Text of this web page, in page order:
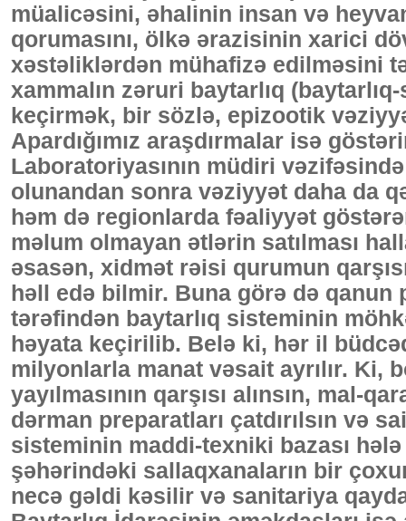
müalicəsini, əhalinin insan və
qorumasını, ölkə ərazisinin xarici
xəstəliklərdən mühafizə edilməsini
xammalın zəruri baytarlıq
keçirmək, bir sözlə, epizootik
Apardığımız araşdırmalar isə
Laboratoriyasının müdiri
olunandan sonra vəziyyət daha da
həm də regionlarda fəaliyyət
məlum olmayan ətlərin satılması
əsasən, xidmət rəisi qurumun
həll edə bilmir. Buna görə də
tərəfindən baytarlıq sisteminin
həyata keçirilib. Belə ki, hər il
milyonlarla manat vəsait ayrılır. Ki,
yayılmasının qarşısı alınsın, mal-
dərman preparatları çatdırılsın və
sisteminin maddi-texniki bazası
şəhərindəki sallaqxanaların bir
necə gəldi kəsilir və sanitariya